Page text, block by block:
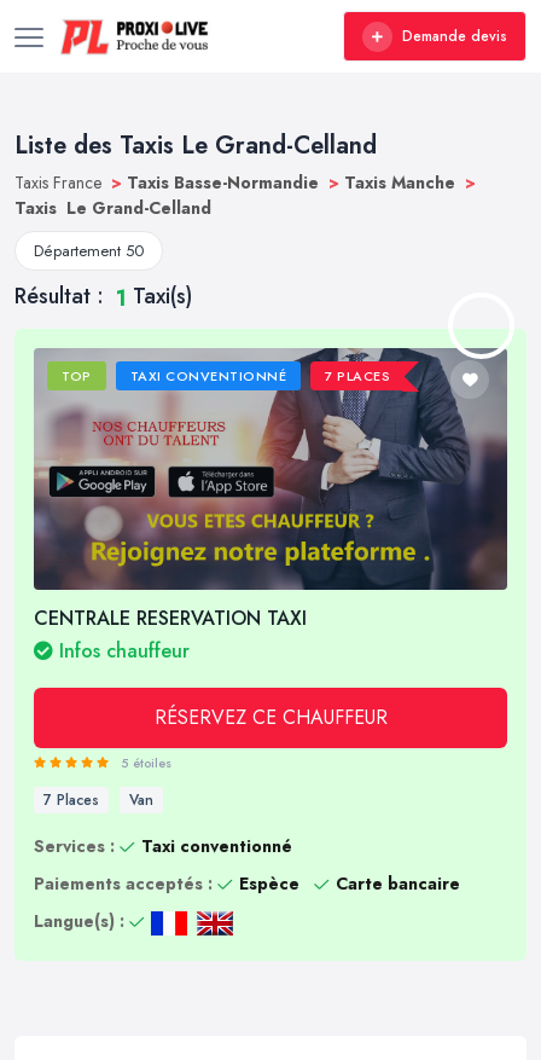
Demande devis
Liste des Taxis Le Grand-Celland
Taxis France > Taxis Basse-Normandie > Taxis Manche >
Taxis Le Grand-Celland
Département 50
Résultat : 1 Taxi(s)
TOP TAXI CONVENTIONNÉ 7 PLACES
CENTRALE RESERVATION TAXI
Infos chauffeur
RÉSERVEZ CE CHAUFFEUR
5 étoiles
7 Places Van
Services :
Taxi conventionné
Paiements acceptés :
Espèce
Carte bancaire
Langue(s) :